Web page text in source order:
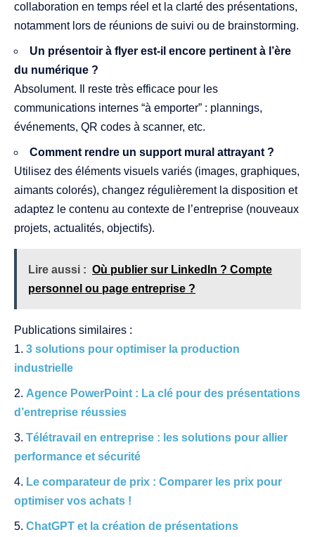
collaboration en temps réel et la clarté des présentations,
notamment lors de réunions de suivi ou de brainstorming.
Un présentoir à flyer est-il encore pertinent à l’ère
du numérique ?
Absolument. Il reste très efficace pour les
communications internes “à emporter” : plannings,
événements, QR codes à scanner, etc.
Comment rendre un support mural attrayant ?
Utilisez des éléments visuels variés (images, graphiques,
aimants colorés), changez régulièrement la disposition et
adaptez le contenu au contexte de l’entreprise (nouveaux
projets, actualités, objectifs).
Lire aussi : Où publier sur LinkedIn ? Compte
personnel ou page entreprise ?
Publications similaires :
3 solutions pour optimiser la production
industrielle
Agence PowerPoint : La clé pour des présentations
d’entreprise réussies
Télétravail en entreprise : les solutions pour allier
performance et sécurité
Le comparateur de prix : Comparer les prix pour
optimiser vos achats !
ChatGPT et la création de présentations